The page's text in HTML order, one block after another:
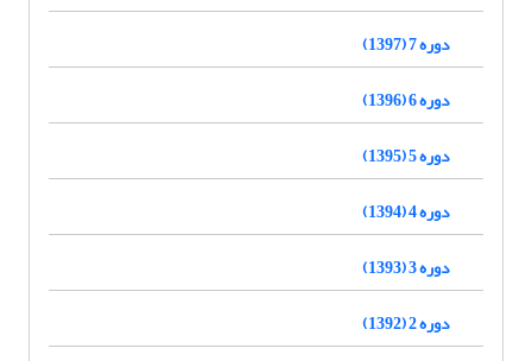
دوره 7 (1397)
دوره 6 (1396)
دوره 5 (1395)
دوره 4 (1394)
دوره 3 (1393)
دوره 2 (1392)